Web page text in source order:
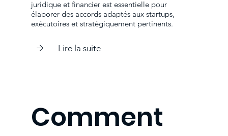
juridique et financier est essentielle pour
élaborer des accords adaptés aux startups,
exécutoires et stratégiquement pertinents.
Lire la suite
Comment